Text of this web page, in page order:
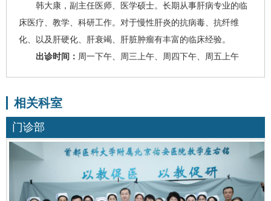
韩大康 ，副主任医师、医学硕士。长期从事肝病专业的临
床医疗、教学、科研工作。对于慢性肝炎的抗病毒、抗纤维
化、以及 肝硬化 肝衰竭 、肝脏肿瘤有丰富的临床经验。
出诊时间： 周一下午、周三上午、周四下午、周五上午
相关科室
门诊部